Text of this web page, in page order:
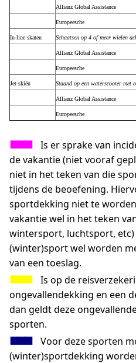
Allianz Global Assistance
Europeesche
In-line skaten Schaatsen op 4 of meer wielen
Allianz Global Assistance
Europeesche
Jet-skiën Staand op een waterscooter met
Allianz Global Assistance
Europeesche
■■■… Is er sprake van
de vakantie (niet vooraf
niet in het teken van die
tijdens de beoefening.
sportdekking niet te
vakantie wel in het teken
wintersport, luchtsport,
(winter)sport wel worden
van een toeslag.
■■■… Is op de
ongevallendekking en een
dan geldt deze
sporten.
■■■… Voor deze sporten
(winter)sportdekking